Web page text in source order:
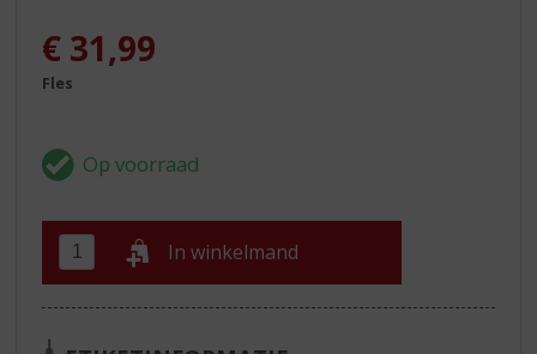
€ 31,99
Fles
In winkelmand